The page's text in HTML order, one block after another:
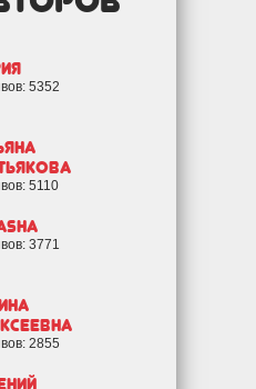
5352
5110
3771
2855